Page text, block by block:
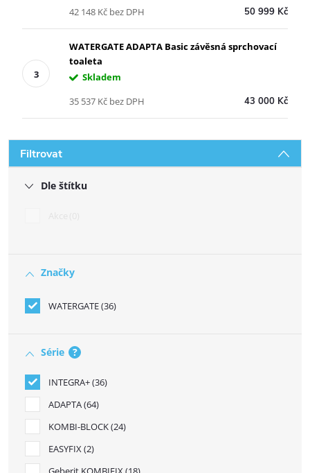
50 999 Kč
42 148 Kč bez DPH
WATERGATE ADAPTA Basic závěsná sprchovací
toaleta
Skladem
43 000 Kč
35 537 Kč bez DPH
Filtrovat
Dle štítku
Značky
WATERGATE 36
Série ?
INTEGRA+ 36
ADAPTA 64
KOMBI-BLOCK 24
EASYFIX 2